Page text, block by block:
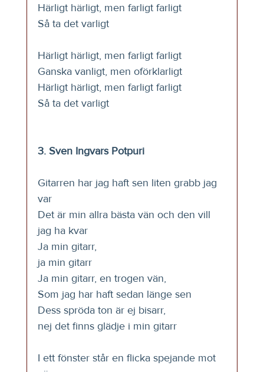
Härligt härligt, men farligt farligt
Så ta det varligt
Härligt härligt, men farligt farligt
Ganska vanligt, men oförklarligt
Härligt härligt, men farligt farligt
Så ta det varligt
3. Sven Ingvars Potpuri
Gitarren har jag haft sen liten grabb jag
var
Det är min allra bästa vän och den vill
jag ha kvar
Ja min gitarr,
ja min gitarr
Ja min gitarr, en trogen vän,
Som jag har haft sedan länge sen
Dess spröda ton är ej bisarr,
nej det finns glädje i min gitarr
I ett fönster står en flicka spejande mot